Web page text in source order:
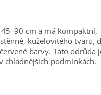
cm a má kompaktní,
kuželovitého tvaru,
barvy. Tato odrůda
chladnějších podmínkách.